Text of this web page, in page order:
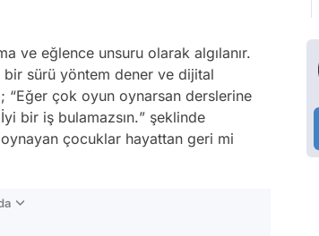
ve eğlence unsuru olarak algılanır.
bir sürü yöntem dener ve dijital
“Eğer çok oyun oynarsan derslerine
bir iş bulamazsın.” şeklinde
çocuklar hayattan geri mi